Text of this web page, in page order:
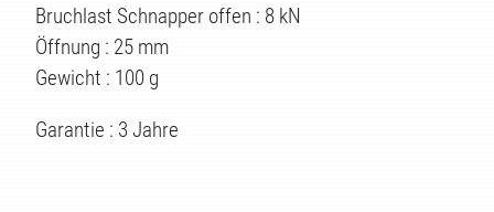
Bruchlast Schnapper offen : 8 kN
Öffnung : 25 mm
Gewicht : 100 g
Garantie : 3 Jahre